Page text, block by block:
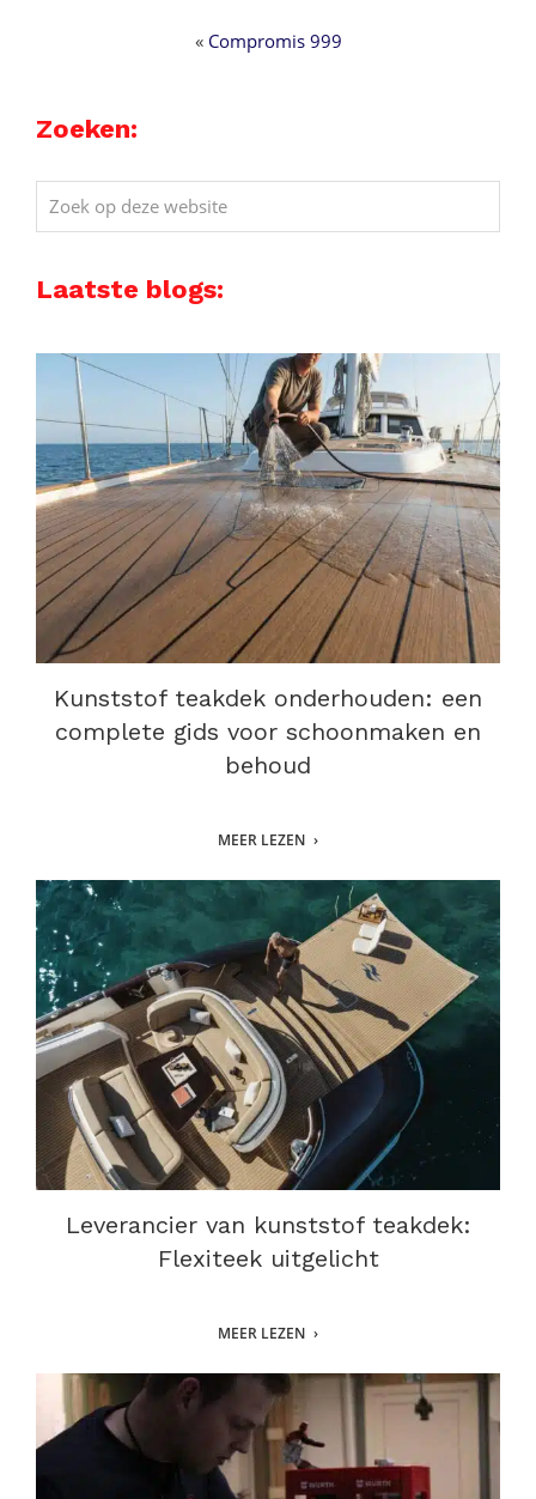
« Compromis 999
Zoeken:
Zoek
op
website
Laatste blogs:
Kunststof teakdek onderhouden: een
complete gids voor schoonmaken en
behoud
MEER LEZEN
Leverancier van kunststof teakdek:
Flexiteek uitgelicht
MEER LEZEN